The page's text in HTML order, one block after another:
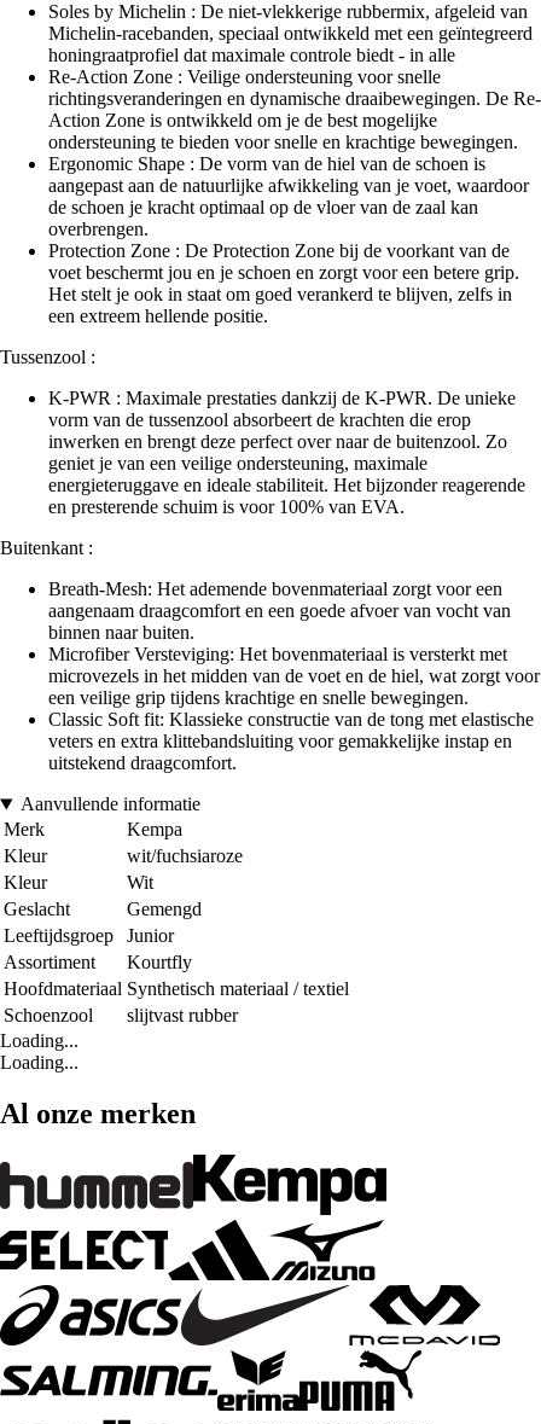
Soles by Michelin : De niet-vlekkerige rubbermix, afgeleid van
Michelin-racebanden, speciaal ontwikkeld met een geïntegreerd
honingraatprofiel dat maximale controle biedt - in alle
Re-Action Zone : Veilige ondersteuning voor snelle
richtingsveranderingen en dynamische draaibewegingen. De Re-
Action Zone is ontwikkeld om je de best mogelijke
ondersteuning te bieden voor snelle en krachtige bewegingen.
Ergonomic Shape : De vorm van de hiel van de schoen is
aangepast aan de natuurlijke afwikkeling van je voet, waardoor
de schoen je kracht optimaal op de vloer van de zaal kan
overbrengen.
Protection Zone : De Protection Zone bij de voorkant van de
voet beschermt jou en je schoen en zorgt voor een betere grip.
Het stelt je ook in staat om goed verankerd te blijven, zelfs in
een extreem hellende positie.
Tussenzool :
K-PWR : Maximale prestaties dankzij de K-PWR. De unieke
vorm van de tussenzool absorbeert de krachten die erop
inwerken en brengt deze perfect over naar de buitenzool. Zo
geniet je van een veilige ondersteuning, maximale
energieteruggave en ideale stabiliteit. Het bijzonder reagerende
en presterende schuim is voor 100% van EVA.
Buitenkant :
Breath-Mesh: Het ademende bovenmateriaal zorgt voor een
aangenaam draagcomfort en een goede afvoer van vocht van
binnen naar buiten.
Microfiber Versteviging: Het bovenmateriaal is versterkt met
microvezels in het midden van de voet en de hiel, wat zorgt voor
een veilige grip tijdens krachtige en snelle bewegingen.
Classic Soft fit: Klassieke constructie van de tong met elastische
veters en extra klittebandsluiting voor gemakkelijke instap en
uitstekend draagcomfort.
Aanvullende informatie
Merk
Kempa
Kleur
wit/fuchsiaroze
Kleur
Wit
Geslacht
Gemengd
Leeftijdsgroep
Junior
Assortiment
Kourtfly
Hoofdmateriaal Synthetisch materiaal / textiel
Schoenzool
slijtvast rubber
Loading...
Loading...
Al onze merken